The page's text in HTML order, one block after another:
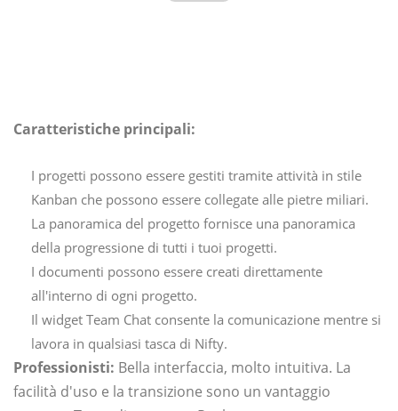
Caratteristiche principali:
I progetti possono essere gestiti tramite attività in stile
Kanban che possono essere collegate alle pietre miliari.
La panoramica del progetto fornisce una panoramica
della progressione di tutti i tuoi progetti.
I documenti possono essere creati direttamente
all'interno di ogni progetto.
Il widget Team Chat consente la comunicazione mentre si
lavora in qualsiasi tasca di Nifty.
Professionisti: Bella interfaccia, molto intuitiva. La
facilità d'uso e la transizione sono un vantaggio